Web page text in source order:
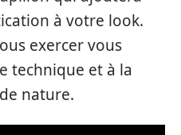
à votre look.
exercer vous
technique et à la
nature.